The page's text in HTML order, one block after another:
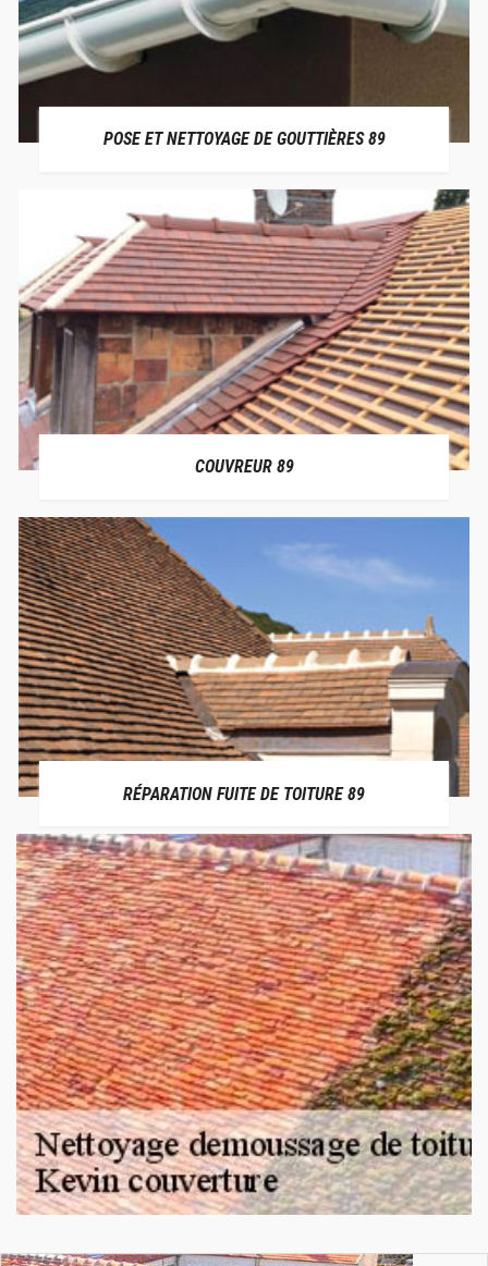
POSE ET NETTOYAGE DE GOUTTIÈRES 89
COUVREUR 89
RÉPARATION FUITE DE TOITURE 89